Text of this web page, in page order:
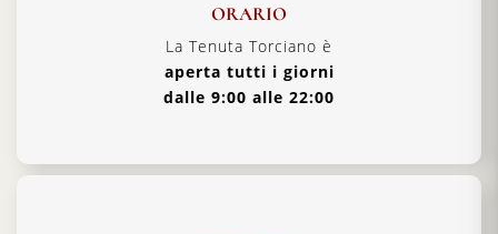
ORARIO
La Tenuta Torciano è
aperta tutti i giorni
dalle 9:00 alle 22:00